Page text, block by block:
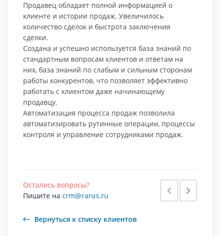
Продавец обладает полной информацией о
клиенте и истории продаж. Увеличилось
количество сделок и быстрота заключения
сделки.
Создана и успешно используется база знаний по
стандартным вопросам клиентов и ответам на
них, база знаний по слабым и сильным сторонам
работы конкурентов, что позволяет эффективно
работать с клиентом даже начинающему
продавцу.
Автоматизация процесса продаж позволила
автоматизировать рутинные операции, процессы
контроля и управление сотрудниками продаж.
Остались вопросы?
Пишите на crm@rarus.ru
Вернуться к списку клиентов